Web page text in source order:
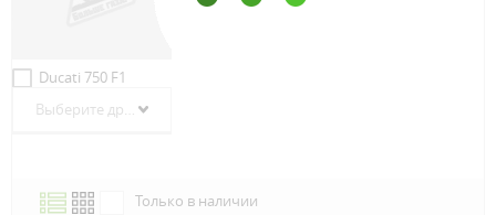
Ducati 750 F1
Выберите другой год
Только в наличии